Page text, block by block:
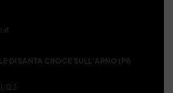
DI SANTA CROCE SULL’ARNO (PI)
123